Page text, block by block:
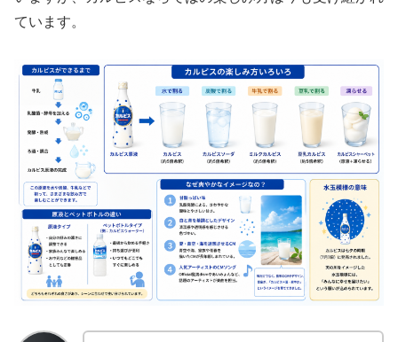
ています。